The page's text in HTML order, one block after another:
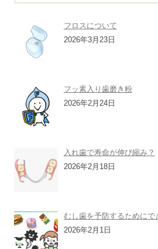
フロスについて
2026年3月23日
フッ素入り歯磨き粉
2026年2月24日
入れ歯で寿命が伸び縮み？
2026年2月18日
むし歯を予防するためにで
2026年2月1日